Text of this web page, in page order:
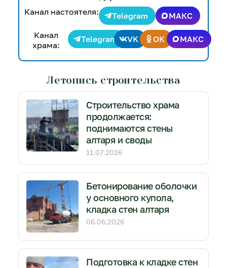
Канал настоятеля:
Telegram
МАКС
Канал
храма:
Telegram VK OK МАКС
Летопись строительства
Строительство храма
продолжается:
поднимаются стены
алтаря и своды
11.07.2026
Бетонирование оболочки
у основного купола,
кладка стен алтаря
06.06.2026
Подготовка к кладке стен